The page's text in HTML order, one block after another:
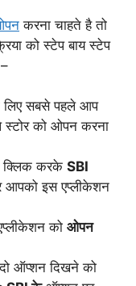
करना चाहते है तो
को स्टेप बाय स्टेप
सबसे पहले आप
स्टोर को ओपन करना
क्लिक करके SBI
आपको इस एप्लीकेशन
को ओपन
ऑप्शन दिखने को